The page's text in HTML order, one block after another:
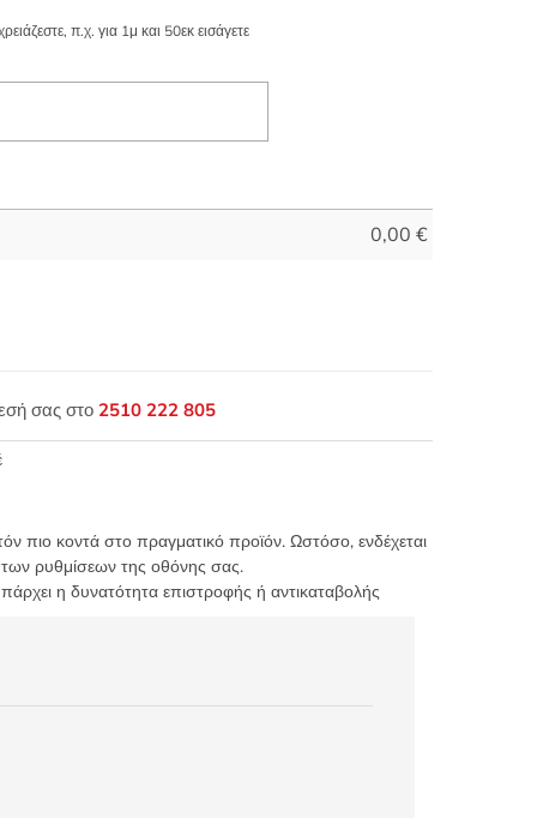
π.χ. για 1μ και 50εκ εισάγετε
0,00 €
σας στο 2510 222 805
πιο κοντά στο πραγματικό προϊόν. Ωστόσο, ενδέχεται
ρυθμίσεων της οθόνης σας.
η δυνατότητα επιστροφής ή αντικαταβολής